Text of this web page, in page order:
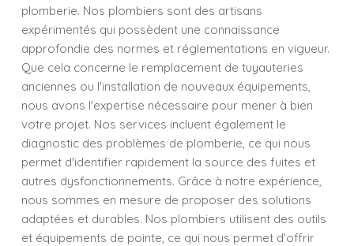
plomberie. Nos plombiers sont des artisans
expérimentés qui possèdent une connaissance
approfondie des normes et réglementations en vigueur.
Que cela concerne le remplacement de tuyauteries
anciennes ou l'installation de nouveaux équipements,
nous avons l'expertise nécessaire pour mener à bien
votre projet. Nos services incluent également le
diagnostic des problèmes de plomberie, ce qui nous
permet d'identifier rapidement la source des fuites et
autres dysfonctionnements. Grâce à notre expérience,
nous sommes en mesure de proposer des solutions
adaptées et durables. Nos plombiers utilisent des outils
et équipements de pointe, ce qui nous permet d'offrir